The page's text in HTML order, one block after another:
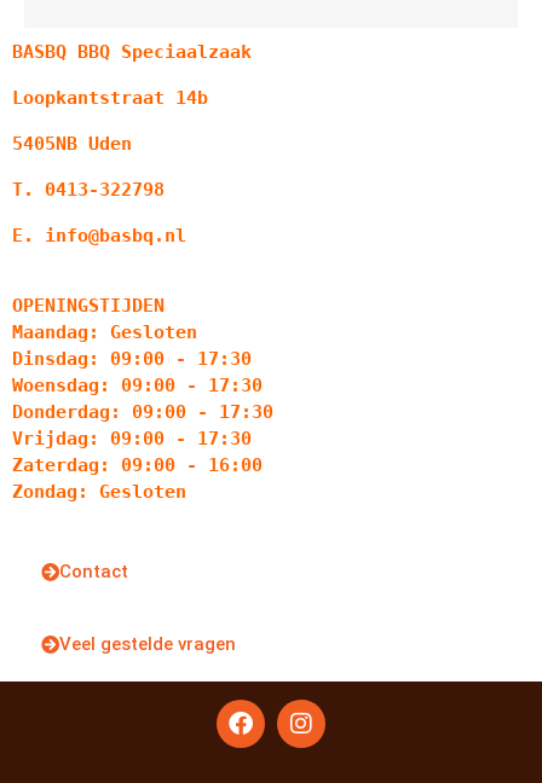
BASBQ BBQ Speciaalzaak
Loopkantstraat 14b
5405NB Uden
T. 0413-322798
E. info@basbq.nl
OPENINGSTIJDEN
Maandag: Gesloten
Dinsdag: 09:00 - 17:30
Woensdag: 09:00 - 17:30
Donderdag: 09:00 - 17:30
Vrijdag: 09:00 - 17:30
Zaterdag: 09:00 - 16:00
Zondag: Gesloten
Contact
Veel gestelde vragen